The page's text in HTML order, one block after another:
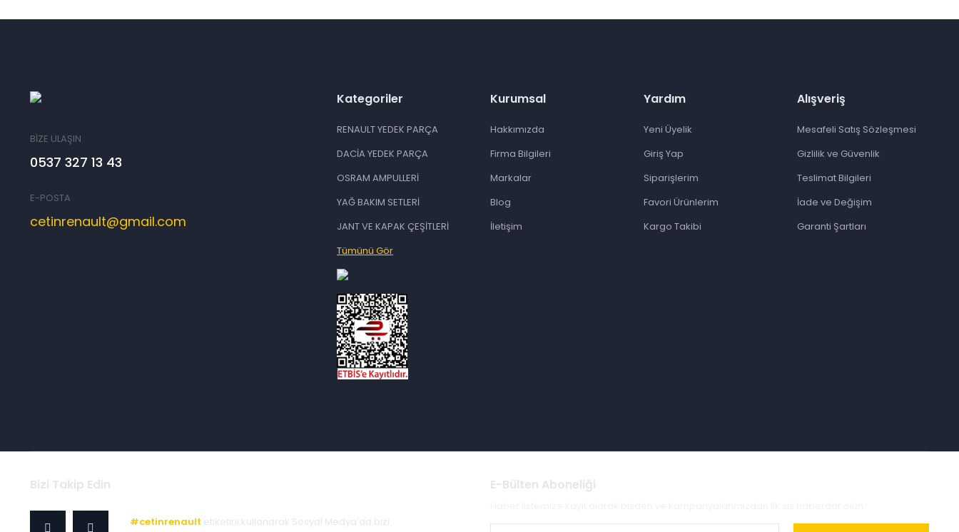
BİZE ULAŞIN
0537 327 13 43
E-POSTA
cetinrenault@gmail.com
Kategoriler
RENAULT YEDEK PARÇA
DACİA YEDEK PARÇA
OSRAM AMPULLERİ
YAĞ BAKIM SETLERİ
JANT VE KAPAK ÇEŞİTLERİ
Tümünü Gör
Kurumsal
Hakkımızda
Firma Bilgileri
Markalar
Blog
İletişim
Yardım
Yeni Üyelik
Giriş Yap
Siparişlerim
Favori Ürünlerim
Kargo Takibi
Alışveriş
Mesafeli Satış Sözleşmesi
Gizlilik ve Güvenlik
Teslimat Bilgileri
İade ve Değişim
Garanti Şartları
Bizi Takip Edin
#cetinrenault etiketini kullanarak Sosyal Medya'da bizi
E-Bülten Aboneliği